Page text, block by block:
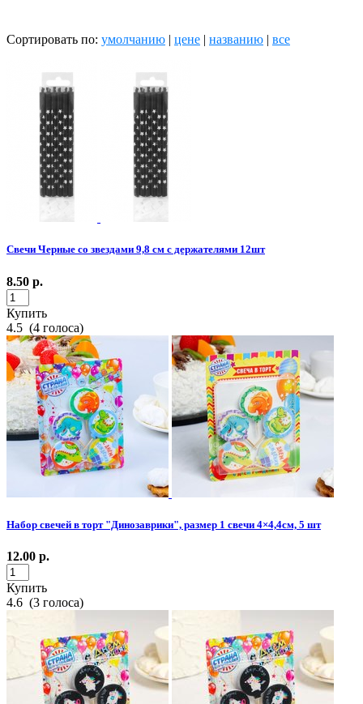
Сортировать по: умолчанию | цене | названию | все
Свечи Черные со звездами 9,8 см с держателями 12шт
8.50 р.
Купить
4.5 (4 голоса)
Набор свечей в торт "Динозаврики", размер 1 свечи 4×4,4см, 5 шт
12.00 р.
Купить
4.6 (3 голоса)